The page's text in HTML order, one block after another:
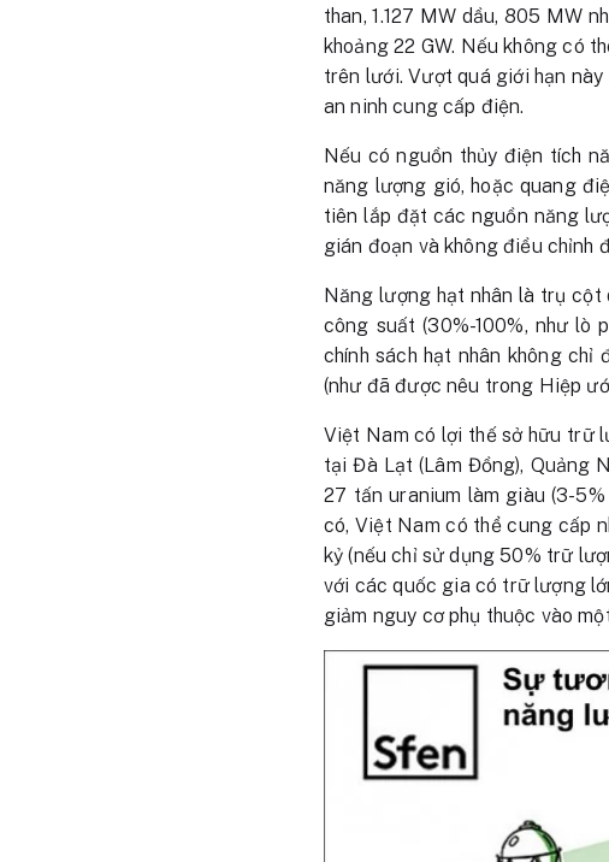
than, 1.127 MW dầu, 805 MW
khoảng 22 GW. Nếu không có
trên lưới. Vượt quá giới hạn
an ninh cung cấp điện.
Nếu có nguồn thủy điện tích
năng lượng gió, hoặc quang
tiên lắp đặt các nguồn năng
gián đoạn và không điều chỉnh
Năng lượng hạt nhân là trụ cột
công suất (30%-100%, như lò
chính sách hạt nhân không chỉ
(như đã được nêu trong Hiệp
Việt Nam có lợi thế sở hữu trữ
tại Đà Lạt (Lâm Đồng), Quảng
27 tấn uranium làm giàu (3-
có, Việt Nam có thể cung cấp
kỷ (nếu chỉ sử dụng 50% trữ
với các quốc gia có trữ lượng
giảm nguy cơ phụ thuộc vào